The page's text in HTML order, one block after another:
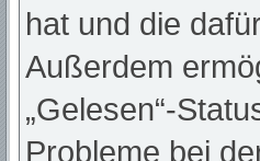
hat und die
Außerdem
„Gelesen“-
Probleme bei